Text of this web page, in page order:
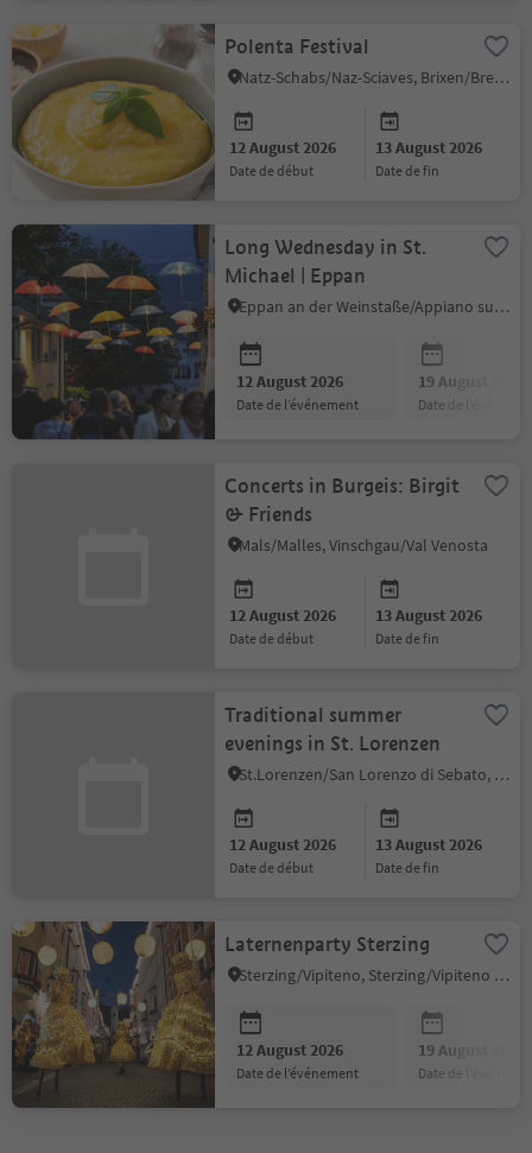
Polenta Festival
Natz-Schabs/Naz-Sciaves, Brixen/Bressanone and environs
12 August 2026
date de début
13 August 2026
date de fin
Long Wednesday in St.
Michael | Eppan
Eppan an der Weinstaße/Appiano sulla Strada del Vino, Alto Adige Wine Road
12 August 2026
date de l’événement
19 August 2026
date de
Concerts in Burgeis: Birgit
& Friends
Mals/Malles, Vinschgau/Val Venosta
12 August 2026
date de début
13 August 2026
date de fin
Traditional summer
evenings in St. Lorenzen
St.Lorenzen/San Lorenzo di Sebato, Dolomites Region Kronplatz/Plan de Corones
12 August 2026
date de début
13 August 2026
date de fin
Laternenparty Sterzing
Sterzing/Vipiteno, Sterzing/Vipiteno and environs
12 August 2026
date de l’événement
19 August 2026
date de